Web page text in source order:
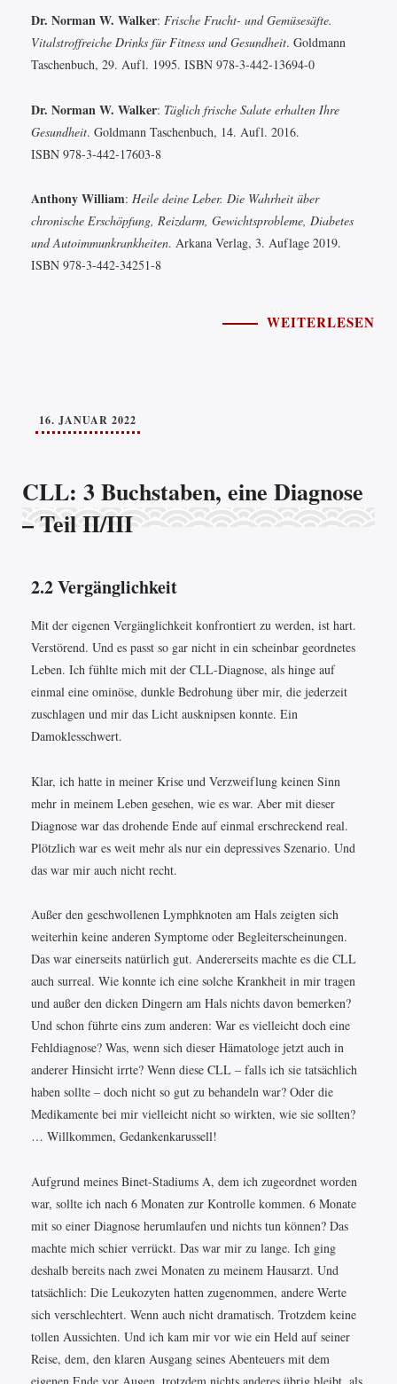
Dr. Norman W. Walker: Frische Frucht- und Gemüsesäfte.
Vitalstroffreiche Drinks für Fitness und Gesundheit. Goldmann
Taschenbuch, 29. Aufl. 1995. ISBN 978-3-442-13694-0
Dr. Norman W. Walker: Täglich frische Salate erhalten Ihre
Gesundheit. Goldmann Taschenbuch, 14. Aufl. 2016.
ISBN 978-3-442-17603-8
Anthony William: Heile deine Leber. Die Wahrheit über
chronische Erschöpfung, Reizdarm, Gewichtsprobleme, Diabetes
und Autoimmunkrankheiten. Arkana Verlag, 3. Auflage 2019.
ISBN 978-3-442-34251-8
WEITERLESEN
16. JANUAR 2022
CLL: 3 Buchstaben, eine Diagnose
– Teil II/III
2.2 Vergänglichkeit
Mit der eigenen Vergänglichkeit konfrontiert zu werden, ist hart.
Verstörend. Und es passt so gar nicht in ein scheinbar geordnetes
Leben. Ich fühlte mich mit der CLL-Diagnose, als hinge auf
einmal eine ominöse, dunkle Bedrohung über mir, die jederzeit
zuschlagen und mir das Licht ausknipsen konnte. Ein
Damoklesschwert.
Klar, ich hatte in meiner Krise und Verzweiflung keinen Sinn
mehr in meinem Leben gesehen, wie es war. Aber mit dieser
Diagnose war das drohende Ende auf einmal erschreckend real.
Plötzlich war es weit mehr als nur ein depressives Szenario. Und
das war mir auch nicht recht.
Außer den geschwollenen Lymphknoten am Hals zeigten sich
weiterhin keine anderen Symptome oder Begleiterscheinungen.
Das war einerseits natürlich gut. Andererseits machte es die CLL
auch surreal. Wie konnte ich eine solche Krankheit in mir tragen
und außer den dicken Dingern am Hals nichts davon bemerken?
Und schon führte eins zum anderen: War es vielleicht doch eine
Fehldiagnose? Was, wenn sich dieser Hämatologe jetzt auch in
anderer Hinsicht irrte? Wenn diese CLL – falls ich sie tatsächlich
haben sollte – doch nicht so gut zu behandeln war? Oder die
Medikamente bei mir vielleicht nicht so wirkten, wie sie sollten?
… Willkommen, Gedankenkarussell!
Aufgrund meines Binet-Stadiums A, dem ich zugeordnet worden
war, sollte ich nach 6 Monaten zur Kontrolle kommen. 6 Monate
mit so einer Diagnose herumlaufen und nichts tun können? Das
machte mich schier verrückt. Das war mir zu lange. Ich ging
deshalb bereits nach zwei Monaten zu meinem Hausarzt. Und
tatsächlich: Die Leukozyten hatten zugenommen, andere Werte
sich verschlechtert. Wenn auch nicht dramatisch. Trotzdem keine
tollen Aussichten. Und ich kam mir vor wie ein Held auf seiner
Reise, dem, den klaren Ausgang seines Abenteuers mit dem
eigenen Ende vor Augen, trotzdem nichts anderes übrig bleibt, als